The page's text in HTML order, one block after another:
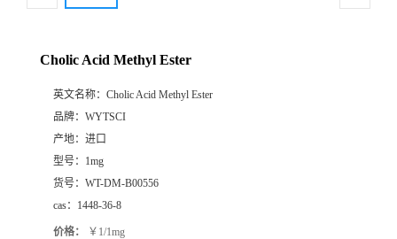
Cholic Acid Methyl Ester
英文名称： Cholic Acid Methyl Ester
品牌： WYTSCI
产地： 进口
型号： 1mg
货号： WT-DM-B00556
cas： 1448-36-8
价格： ￥1/1mg